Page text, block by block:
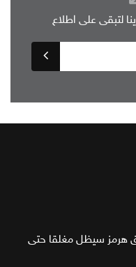
لتبقى على اطلاع
هرمز سيظل مغلقا حتى